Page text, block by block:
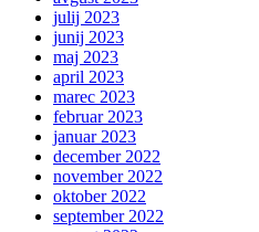
julij 2023
junij 2023
maj 2023
april 2023
marec 2023
februar 2023
januar 2023
december 2022
november 2022
oktober 2022
september 2022